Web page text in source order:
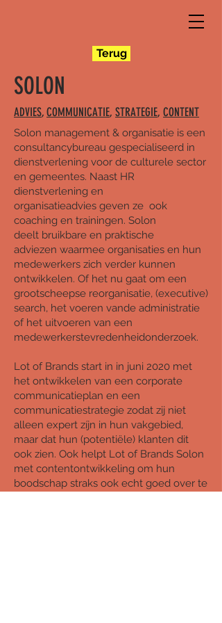
Terug
SOLON
ADVIES, COMMUNICATIE, ​ STRATEGIE, CONTENT
Solon management & organisatie is een
consultancybureau gespecialiseerd in
dienstverlening voor de culturele sector
en gemeentes. Naast HR
dienstverlening en
organisatieadvies geven ze ook
coaching en trainingen. Solon
deelt bruikbare en praktische
adviezen waarmee organisaties en hun
medewerkers zich verder kunnen
ontwikkelen. Of het nu gaat om een
grootscheepse reorganisatie, (executive)
search, het voeren vande administratie
of het uitvoeren van een
medewerkerstevredenheidonderzoek.
Lot of Brands start in in juni 2020 met
het ontwikkelen van een corporate
communicatieplan en een
communicatiestrategie zodat zij niet
alleen expert zíjn in hun vakgebied,
maar dat hun (potentiële) klanten dit
ook zien. Ook helpt Lot of Brands Solon
met contentontwikkeling om hun
boodschap straks ook echt goed over te